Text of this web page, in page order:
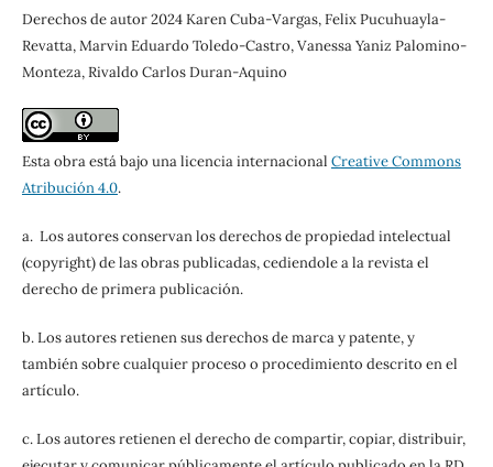
Derechos de autor 2024 Karen Cuba-Vargas, Felix Pucuhuayla-
Revatta, Marvin Eduardo Toledo-Castro, Vanessa Yaniz Palomino-
Monteza, Rivaldo Carlos Duran-Aquino
Esta obra está bajo una licencia internacional Creative Commons
Atribución 4.0.
a. Los autores conservan los derechos de propiedad intelectual
(copyright) de las obras publicadas, cediendole a la revista el
derecho de primera publicación.
b. Los autores retienen sus derechos de marca y patente, y
también sobre cualquier proceso o procedimiento descrito en el
artículo.
c. Los autores retienen el derecho de compartir, copiar, distribuir,